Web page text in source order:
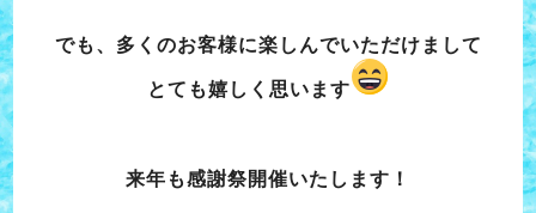
でも、多くのお客様に楽しんでいただけまして
とても嬉しく思います
来年も感謝祭開催いたします！